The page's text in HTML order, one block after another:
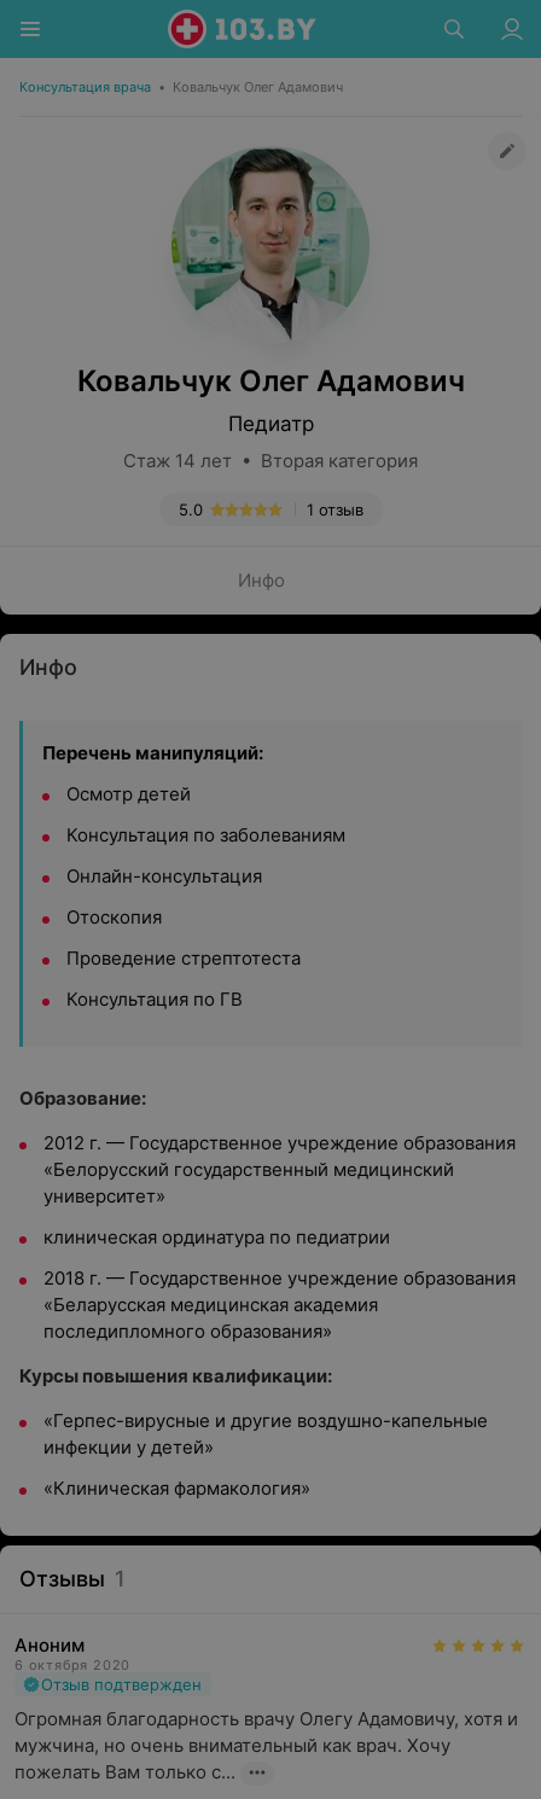
Консультация врача • Ковальчук Олег Адамович
Ковальчук Олег Адамович
Педиатр
Стаж 14 лет • Вторая категория
1 отзыв
5.0
Инфо
Инфо
Перечень манипуляций:
Осмотр детей
Консультация по заболеваниям
Онлайн-консультация
Отоскопия
Проведение стрептотеста
Консультация по ГВ
Образование:
2012 г. — Государственное учреждение образования
«Белорусский государственный медицинский
университет»
клиническая ординатура по педиатрии
2018 г. — Государственное учреждение образования
«Беларусская медицинская академия
последипломного образования»
Курсы повышения квалификации:
«Герпес-вирусные и другие воздушно-капельные
инфекции у детей»
«Клиническая фармакология»
Отзывы 1
Аноним
6 октября 2020
Отзыв подтвержден
Огромная благодарность врачу Олегу Адамовичу, хотя и
мужчина, но очень внимательный как врач. Хочу
пожелать Вам только с...